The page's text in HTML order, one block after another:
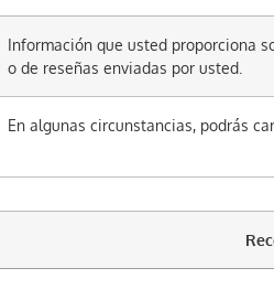
Información que usted proporciona
o de reseñas enviadas por usted.
En algunas circunstancias, podrás